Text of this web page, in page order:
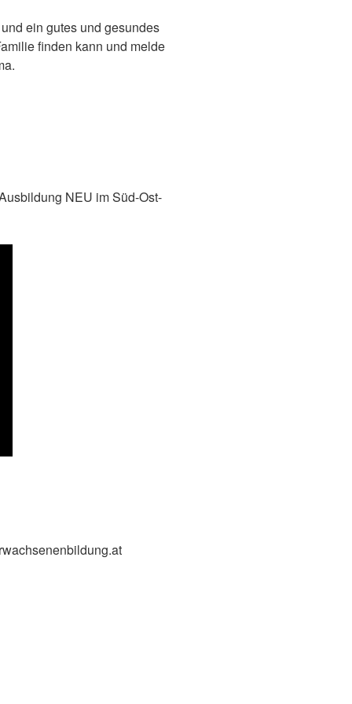
ein gutes und gesundes
finden kann und melde
NEU im Süd-Ost-